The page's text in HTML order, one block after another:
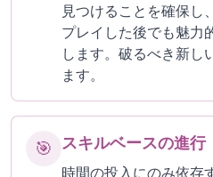
見つけることを確保し
プレイした後でも魅力
します。破るべき新し
ます。
🎯 スキルベースの進行
時間の投入にのみ依存